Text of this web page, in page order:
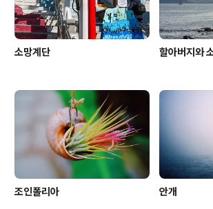
소망계단 할아버지와
조인폴리아 안개